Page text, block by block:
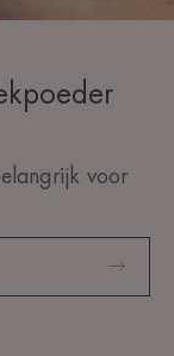
voor